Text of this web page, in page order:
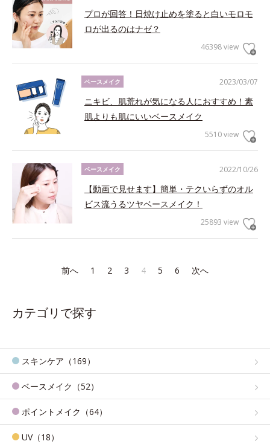
プロが回答！日焼け止めを塗ると白いモロモ
ロが出るのはナゼ？
46398 view
2023/03/07
ベースメイク
ニキビ、肌荒れが気になる人におすすめ！素
肌よりも肌にいいベースメイク
5510 view
2022/10/26
ベースメイク
【動画で見せます】簡単・テクいらずのオル
ビス流うるツヤベースメイク！
25893 view
前へ 1 2 3 4 5 6 次へ
カテゴリで探す
スキンケア（169）
ベースメイク（52）
ポイントメイク（64）
UV（18）